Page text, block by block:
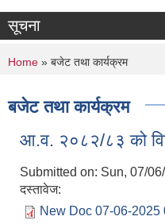
सूचना
You are here
Home » बजेट तथा कार्यक्रम
बजेट तथा कार्यक्रम
आ.व. २०८२/८३ को
Submitted on: Sun, 07/
दस्तावेज:
New Doc 07-06-2025